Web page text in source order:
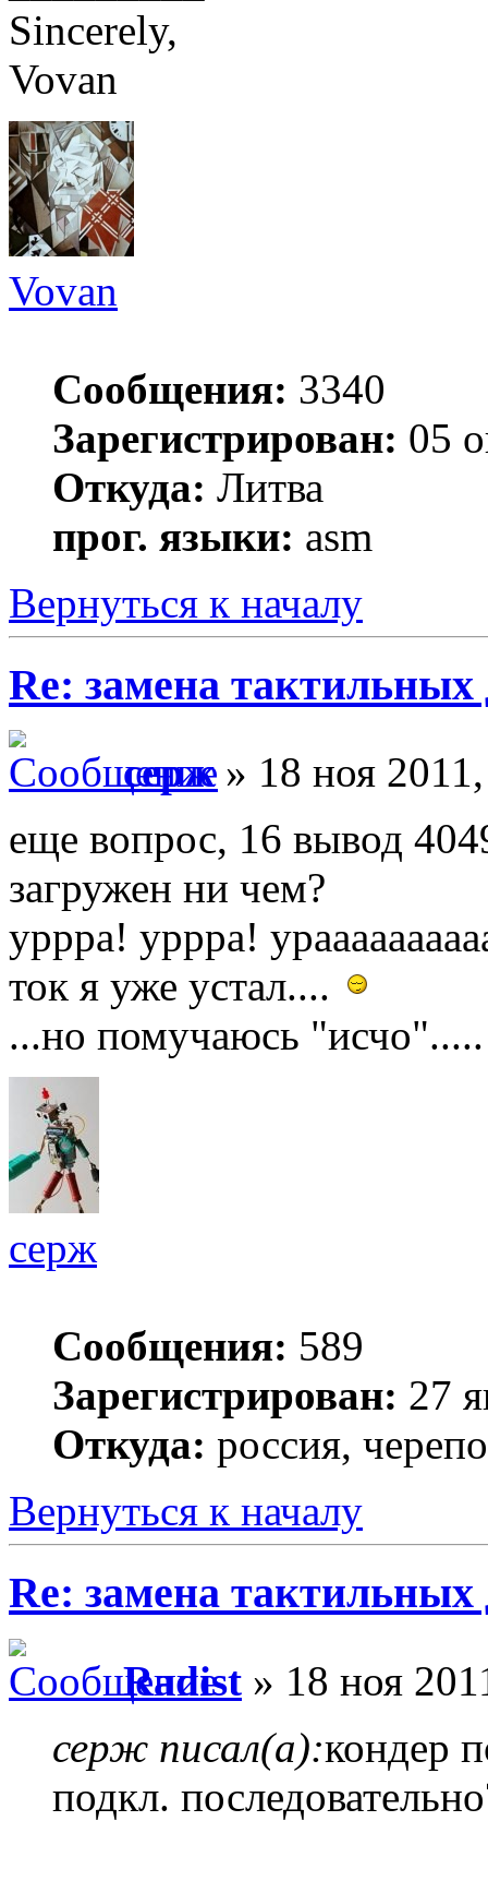
Sincerely,
Vovan
Vovan
Сообщения: 3340
Зарегистрирован: 05
Откуда: Литва
прог. языки: asm
Вернуться к началу
Re: замена тактильных
серж» 18 ноя
еще вопрос, 16 вывод
загружен ни чем?
уррра! уррра!
ток я уже устал....
...но помучаюсь
серж
Сообщения: 589
Зарегистрирован: 27
Откуда: россия,
Вернуться к началу
Re: замена тактильных
Radist » 18 ноя
серж писал(а):кондер
подкл.